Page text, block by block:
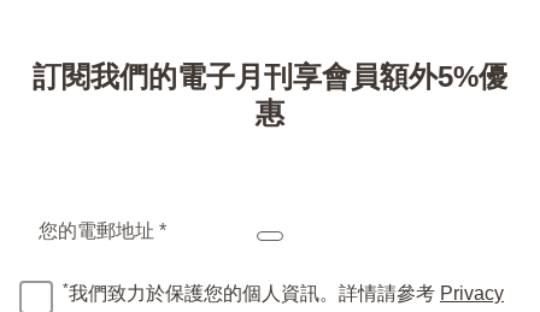
訂閱我們的電子月刊享會員額外5%優
惠
您的電郵地址 *
*我們致力於保護您的個人資訊。詳情請參考 Privacy